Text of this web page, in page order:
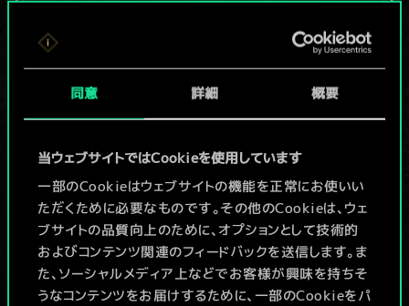
同意 詳細 概要
当ウェブサイトではCookieを使用しています
一部のCookieはウェブサイトの機能を正常にお使いい
ただくために必要なものです。その他のCookieは、ウェ
ブサイトの品質向上のために、オプションとして技術的
およびコンテンツ関連のフィードバックを送信します。ま
た、ソーシャルメディア上などでお客様が興味を持ちそ
うなコンテンツをお届けするために、一部のCookieをパ
現在はまだこれし
か共有デッキがあ
りませんが、
続々追加中！
デッキ名入力＆ガイドを作成
デッキを編集